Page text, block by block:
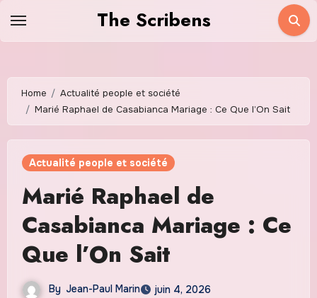
The Scribens
Home
Actualité people et société
Marié Raphael de Casabianca Mariage : Ce Que l’On Sait
Actualité people et société
Marié Raphael de
Casabianca Mariage : Ce
Que l’On Sait
By Jean-Paul Marin
juin 4, 2026